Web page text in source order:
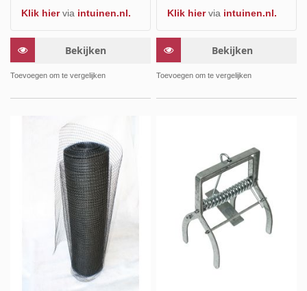
Klik hiervia intuinen.nl.
Bekijken
Toevoegen om te vergelijken
Klik hiervia intuinen.nl.
Bekijken
Toevoegen om te vergelijken